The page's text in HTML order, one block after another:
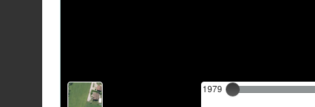
1979